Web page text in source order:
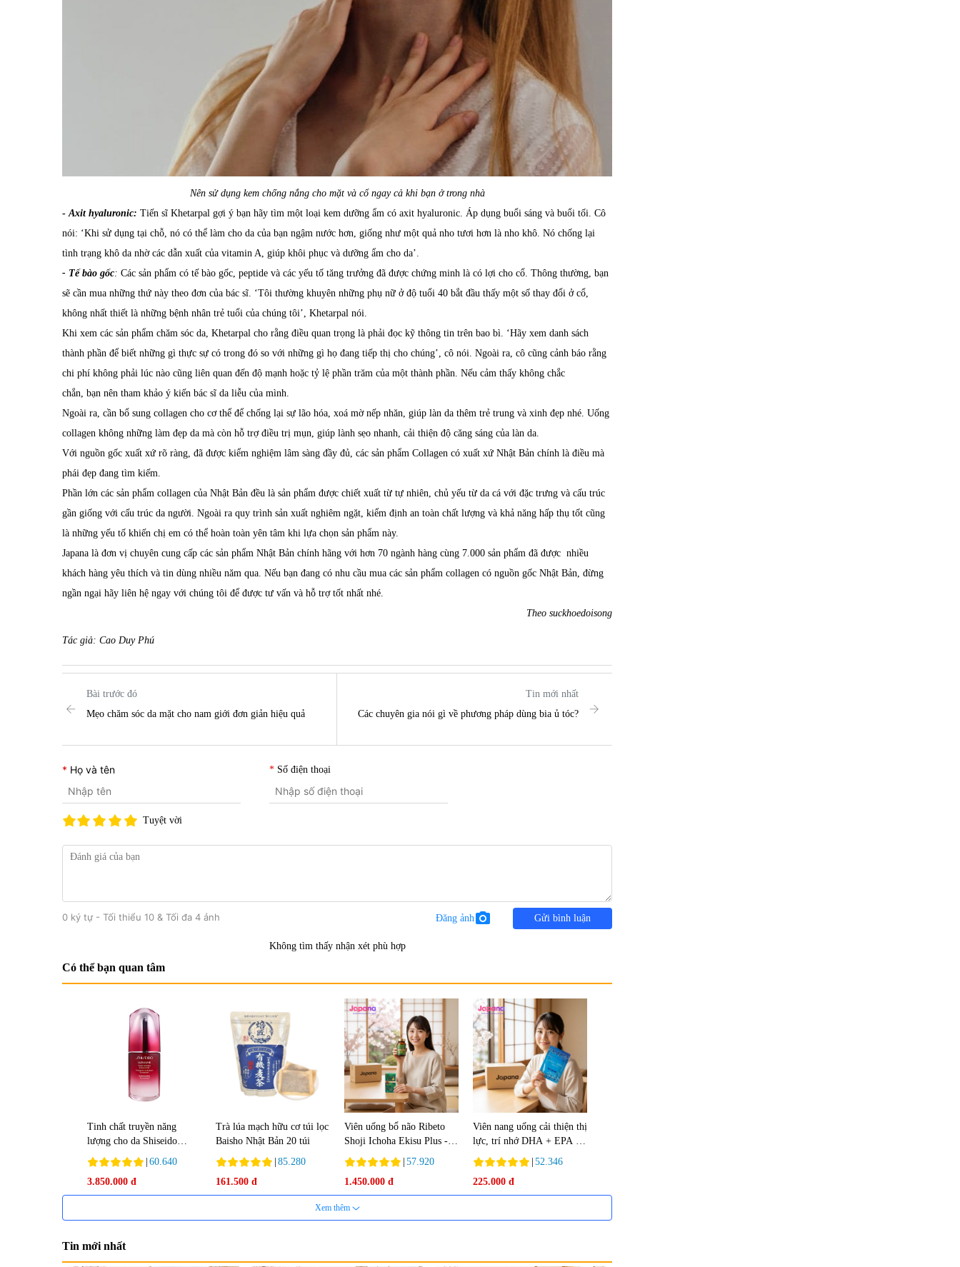
Nên sử dụng kem chống nắng cho mặt và cổ ngay cả khi bạn ở trong nhà
- Axit hyaluronic: Tiến sĩ Khetarpal gợi ý bạn hãy tìm một loại kem dưỡng ẩm có axit hyaluronic. Áp dụng buổi sáng và buổi tối. Cô
nói: ‘Khi sử dụng tại chỗ, nó có thể làm cho da của bạn ngậm nước hơn giống như một quả nho tươi hơn là nho khô. Nó chống lại
tình trạng khô da nhờ các dẫn xuất của vitamin A giúp khôi phục và dưỡng ẩm cho da’.
- Tế bào gốc: Các sản phẩm có tế bào gốc, peptide và các yếu tố tăng trưởng đã được chứng minh là có lợi cho cổ. Thông thường, bạn
sẽ cần mua những thứ này theo đơn của bác sĩ. ‘Tôi thường khuyên những phụ nữ ở độ tuổi 40 bắt đầu thấy một số thay đổi ở cổ,
không nhất thiết là những bệnh nhân trẻ tuổi của chúng tôi’, Khetarpal nói.
Khi xem các sản phẩm chăm sóc da, Khetarpal cho rằng điều quan trọng là phải đọc kỹ thông tin trên bao bì. ‘Hãy xem danh sách
thành phần để biết những gì thực sự có trong đó so với những gì họ đang tiếp thị cho chúng’, cô nói. Ngoài ra, cô cũng cảnh báo rằng
chi phí không phải lúc nào cũng liên quan đến độ mạnh hoặc tỷ lệ phần trăm của một thành phần. Nếu cảm thấy không chắc
chắn, bạn nên tham khảo ý kiến bác sĩ da liễu của mình
Ngoài ra, cần bổ sung collagen cho cơ thể để chống lại sự lão hóa, xoá mờ nếp nhăn, giúp làn da thêm trẻ trung và xinh đẹp nhé. Uống
collagen không những làm đẹp da mà còn hỗ trợ điều trị mụn, giúp lành sẹo nhanh, cải thiện độ căng sáng của làn da.
Với nguồn gốc xuất xứ rõ ràng, đã được kiểm nghiệm lâm sàng đầy đủ, các sản phẩm Collagen có xuất xứ Nhật Bản chính là điều mà
phái đẹp đang tìm kiếm.
Phần lớn các sản phẩm collagen của Nhật Bản đều là sản phẩm được chiết xuất từ tự nhiên, chủ yếu từ da cá với đặc trưng và cấu trúc
gần giống với cấu trúc da người. Ngoài ra quy trình sản xuất nghiêm ngặt, kiểm định an toàn chất lượng và khả năng hấp thụ tốt cũng
là những yếu tố khiến chị em có thể hoàn toàn yên tâm khi lựa chọn sản phẩm này.
Japana là đơn vị chuyên cung cấp các sản phẩm Nhật Bản chính hãng với hơn 70 ngành hàng cùng 7.000 sản phẩm đã được nhiều
khách hàng yêu thích và tin dùng nhiều năm qua. Nếu bạn đang có nhu cầu mua các sản phẩm collagen có nguồn gốc Nhật Bản, đừng
ngần ngại hãy liên hệ ngay với chúng tôi để được tư vấn và hỗ trợ tốt nhất nhé.
Theo suckhoedoisong
Tác giả: Cao Duy Phú
Bài trước đó
Mẹo chăm sóc da mặt cho nam giới đơn giản hiệu quả
Tin mới nhất
Các chuyên gia nói gì về phương pháp dùng bia ủ tóc?
Họ và tên Số điện thoại
Tuyệt vời
0 ký tự - Tối thiểu 10 & Tối đa 4 ảnh Đăng ảnh photo_camera Gửi bình luận
Không tìm thấy nhận xét phù hợp
Có thể bạn quan tâm
Tinh chất truyền năng
lượng cho da Shiseido
Ultimune Power 75ml
60.640
3.850.000 đ
Trà lúa mạch hữu cơ túi lọc
Baisho Nhật Bản 20 túi
85.280
161.500 đ
Viên uống bổ não Ribeto
Shoji Ichoha Ekisu Plus -
90 viên
57.920
1.450.000 đ
Viên nang uống cải thiện thị
lực, trí nhớ DHA + EPA +
Flaxseed Oil 30 viên/gói -
Date 02/2027
52.346
225.000 đ
Xem thêm
Tin mới nhất